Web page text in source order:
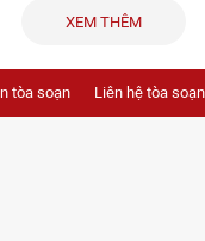
XEM THÊM
tòa soạn Liên hệ tòa soạn